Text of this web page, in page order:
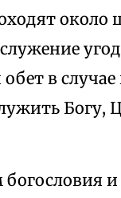
около
в
Богу,
богословия